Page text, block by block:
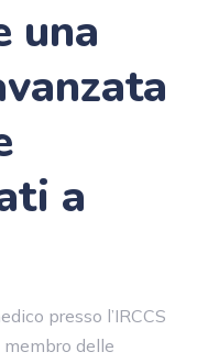
una
a
presso l’IRCCS
delle